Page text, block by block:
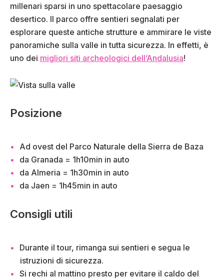
millenari sparsi in uno spettacolare paesaggio
desertico. Il parco offre sentieri segnalati per
esplorare queste antiche strutture e ammirare le viste
panoramiche sulla valle in tutta sicurezza. In effetti, è
uno dei migliori siti archeologici dell’Andalusia!
Posizione
Ad ovest del Parco Naturale della Sierra de Baza
da Granada = 1h10min in auto
da Almeria = 1h30min in auto
da Jaen = 1h45min in auto
Consigli utili
Durante il tour, rimanga sui sentieri e segua le
istruzioni di sicurezza.
Si rechi al mattino presto per evitare il caldo del